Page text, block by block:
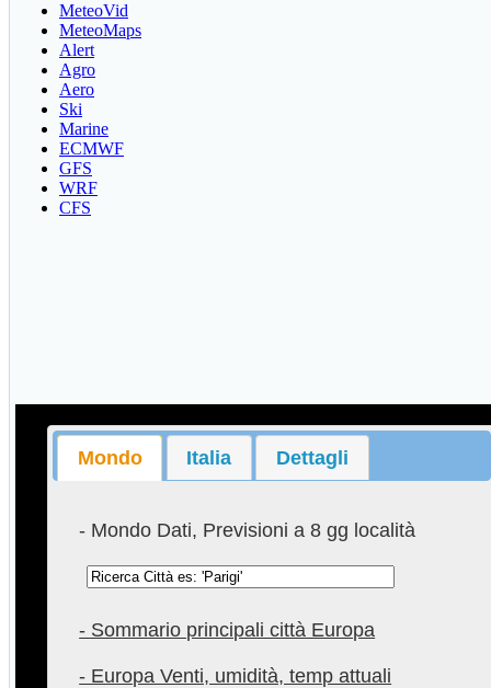
MeteoVid
MeteoMaps
Alert
Agro
Aero
Ski
Marine
ECMWF
GFS
WRF
CFS
Mondo Italia Dettagli
- Mondo Dati, Previsioni a 8 gg località
- Sommario principali città Europa
- Europa Venti, umidità, temp attuali